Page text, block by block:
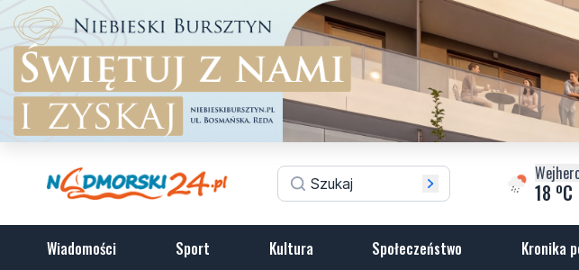
18 oC
Wiadomości Sport Kultura Społeczeństwo Kronika